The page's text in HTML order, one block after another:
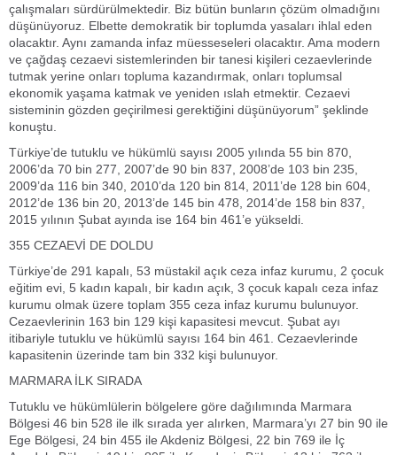
çalışmaları sürdürülmektedir. Biz bütün bunların çözüm olmadığını
düşünüyoruz. Elbette demokratik bir toplumda yasaları ihlal eden
olacaktır. Aynı zamanda infaz müesseseleri olacaktır. Ama modern
ve çağdaş cezaevi sistemlerinden bir tanesi kişileri cezaevlerinde
tutmak yerine onları topluma kazandırmak, onları toplumsal
ekonomik yaşama katmak ve yeniden ıslah etmektir. Cezaevi
sisteminin gözden geçirilmesi gerektiğini düşünüyorum” şeklinde
konuştu.
Türkiye’de tutuklu ve hükümlü sayısı 2005 yılında 55 bin 870,
2006’da 70 bin 277, 2007’de 90 bin 837, 2008’de 103 bin 235,
2009’da 116 bin 340, 2010’da 120 bin 814, 2011’de 128 bin 604,
2012’de 136 bin 20, 2013’de 145 bin 478, 2014’de 158 bin 837,
2015 yılının Şubat ayında ise 164 bin 461’e yükseldi.
355 CEZAEVİ DE DOLDU
Türkiye’de 291 kapalı, 53 müstakil açık ceza infaz kurumu, 2 çocuk
eğitim evi, 5 kadın kapalı, bir kadın açık, 3 çocuk kapalı ceza infaz
kurumu olmak üzere toplam 355 ceza infaz kurumu bulunuyor.
Cezaevlerinin 163 bin 129 kişi kapasitesi mevcut. Şubat ayı
itibariyle tutuklu ve hükümlü sayısı 164 bin 461. Cezaevlerinde
kapasitenin üzerinde tam bin 332 kişi bulunuyor.
MARMARA İLK SIRADA
Tutuklu ve hükümlülerin bölgelere göre dağılımında Marmara
Bölgesi 46 bin 528 ile ilk sırada yer alırken, Marmara’yı 27 bin 90 ile
Ege Bölgesi, 24 bin 455 ile Akdeniz Bölgesi, 22 bin 769 ile İç